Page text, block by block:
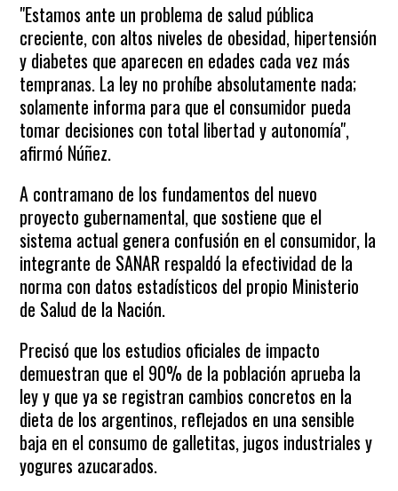
"Estamos ante un problema de salud pública
creciente, con altos niveles de obesidad, hipertensión
y diabetes que aparecen en edades cada vez más
tempranas. La ley no prohíbe absolutamente nada;
solamente informa para que el consumidor pueda
tomar decisiones con total libertad y autonomía",
afirmó Núñez.
A contramano de los fundamentos del nuevo
proyecto gubernamental, que sostiene que el
sistema actual genera confusión en el consumidor, la
integrante de SANAR respaldó la efectividad de la
norma con datos estadísticos del propio Ministerio
de Salud de la Nación.
Precisó que los estudios oficiales de impacto
demuestran que el 90% de la población aprueba la
ley y que ya se registran cambios concretos en la
dieta de los argentinos, reflejados en una sensible
baja en el consumo de galletitas, jugos industriales y
yogures azucarados.